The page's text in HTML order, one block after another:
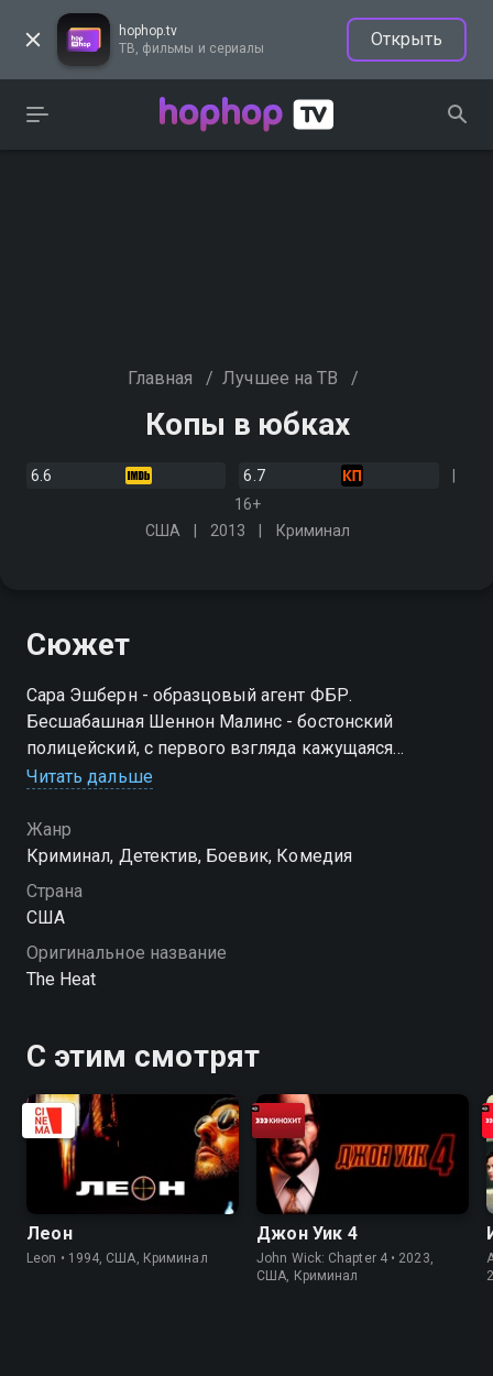
hophop.tv
ТВ, фильмы и сериалы
Открыть
Главная / Лучшее на ТВ /
Копы в юбках
6.6
6.7
16+
США
2013 Криминал
Сюжет
Сара Эшберн - образцовый агент ФБР.
Бесшабашная Шеннон Малинс - бостонский
полицейский, с первого взгляда кажущаяся
простушкой, однако она способна расправиться с
предстоит найти общий язык
Читать дальше
Жанр
Криминал, Детектив, Боевик, Комедия
Страна
США
Оригинальное название
The Heat
С этим смотрят
Леон
Leon • 1994, США, Криминал
Джон Уик 4
John Wick: Chapter 4 • 2023,
США, Криминал